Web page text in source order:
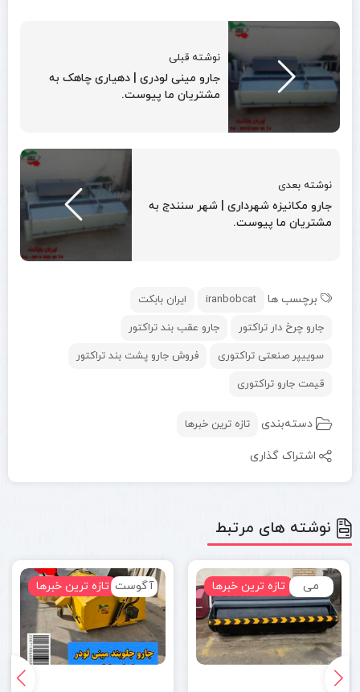
نوشته قبلی
جارو مینی لودری | دهیاری چاهک به
مشتریان ما پیوست.
نوشته بعدی
جارو مکانیزه شهرداری | شهر سنندج به
مشتریان ما پیوست.
برچسب ها iranbobcat
ایران بابکت
جارو چرخ دار تراکتور
جارو عقب بند تراکتور
سوییپر صنعتی تراکتوری
فروش جارو پشت بند تراکتور
قیمت جارو تراکتوری
دسته‌بندی تازه ترین خبرها
اشتراک گذاری
نوشته های مرتبط
تازه ترین خبرها می تازه ترین خبرها آگوست